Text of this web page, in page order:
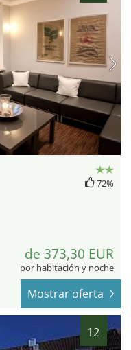
72%
de 373,30 EUR
por habitación y noche
Mostrar oferta
12